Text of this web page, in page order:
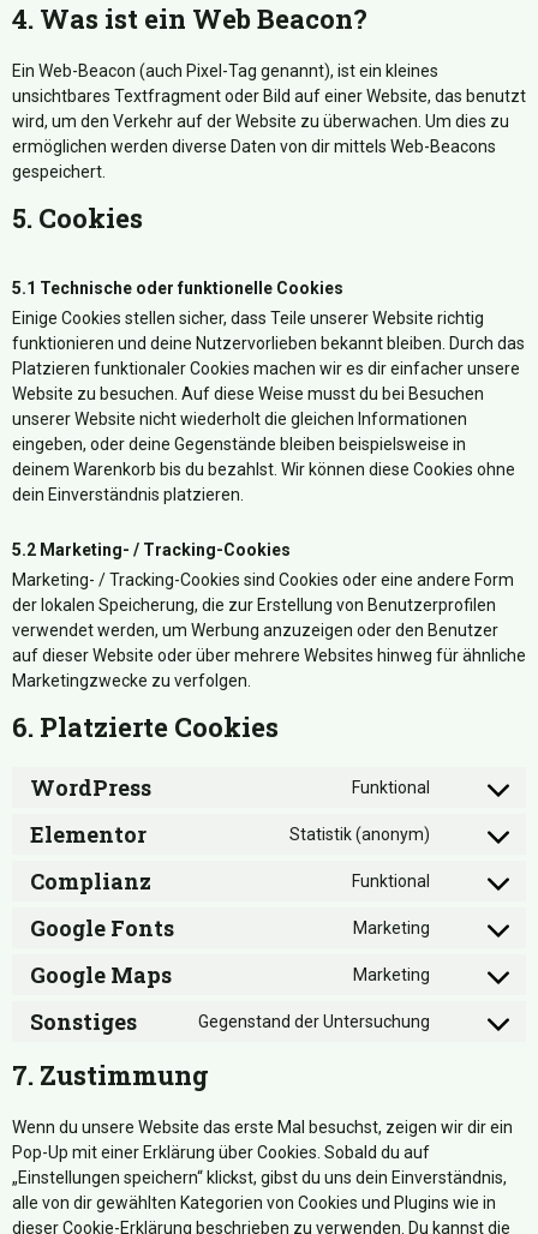
4. Was ist ein Web Beacon?
Ein Web-Beacon (auch Pixel-Tag genannt), ist ein kleines
unsichtbares Textfragment oder Bild auf einer Website, das benutzt
wird, um den Verkehr auf der Website zu überwachen. Um dies zu
ermöglichen werden diverse Daten von dir mittels Web-Beacons
gespeichert.
5. Cookies
5.1 Technische oder funktionelle Cookies
Einige Cookies stellen sicher, dass Teile unserer Website richtig
funktionieren und deine Nutzervorlieben bekannt bleiben. Durch das
Platzieren funktionaler Cookies machen wir es dir einfacher unsere
Website zu besuchen. Auf diese Weise musst du bei Besuchen
unserer Website nicht wiederholt die gleichen Informationen
eingeben, oder deine Gegenstände bleiben beispielsweise in
deinem Warenkorb bis du bezahlst. Wir können diese Cookies ohne
dein Einverständnis platzieren.
5.2 Marketing- / Tracking-Cookies
Marketing- / Tracking-Cookies sind Cookies oder eine andere Form
der lokalen Speicherung, die zur Erstellung von Benutzerprofilen
verwendet werden, um Werbung anzuzeigen oder den Benutzer
auf dieser Website oder über mehrere Websites hinweg für ähnliche
Marketingzwecke zu verfolgen.
6. Platzierte Cookies
WordPress Funktional
Elementor Statistik (anonym)
Complianz Funktional
Google Fonts Marketing
Google Maps Marketing
Sonstiges Gegenstand der Untersuchung
7. Zustimmung
Wenn du unsere Website das erste Mal besuchst, zeigen wir dir ein
Pop-Up mit einer Erklärung über Cookies. Sobald du auf
„Einstellungen speichern“ klickst, gibst du uns dein Einverständnis,
alle von dir gewählten Kategorien von Cookies und Plugins wie in
dieser Cookie-Erklärung beschrieben zu verwenden. Du kannst die